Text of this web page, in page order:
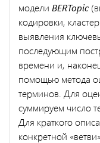
модели BERTopic
кодировки,
выявления
последующим
времени и,
помощью метода
терминов. Для
суммируем число
Для краткого
конкретной